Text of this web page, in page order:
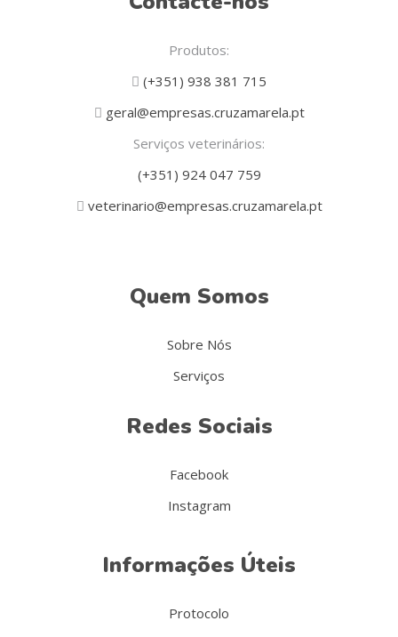
Produtos:
(+351) 938 381 715
geral@empresas.cruzamarela.pt
Serviços veterinários:
(+351) 924 047 759
veterinario@empresas.cruzamarela.pt
Quem Somos
Sobre Nós
Serviços
Redes Sociais
Facebook
Instagram
Informações Úteis
Protocolo